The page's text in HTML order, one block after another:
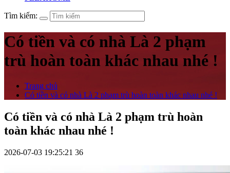
Tìm kiếm:
Có tiền và có nhà Là 2 phạm
trù hoàn toàn khác nhau nhé !
Trang chủ
Có tiền và có nhà Là 2 phạm trù hoàn toàn khác nhau nhé !
Có tiền và có nhà Là 2 phạm trù hoàn
toàn khác nhau nhé !
2026-07-03 19:25:21 36